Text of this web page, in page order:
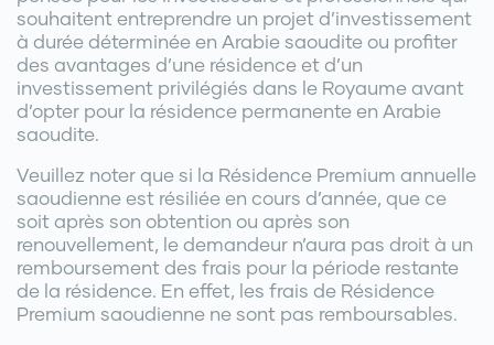
souhaitent entreprendre un projet d’investissement
à durée déterminée en Arabie saoudite ou profiter
des avantages d’une résidence et d’un
investissement privilégiés dans le Royaume avant
d’opter pour la résidence permanente en Arabie
saoudite.
Veuillez noter que si la Résidence Premium annuelle
saoudienne est résiliée en cours d’année, que ce
soit après son obtention ou après son
renouvellement, le demandeur n’aura pas droit à un
remboursement des frais pour la période restante
de la résidence. En effet, les frais de Résidence
Premium saoudienne ne sont pas remboursables.